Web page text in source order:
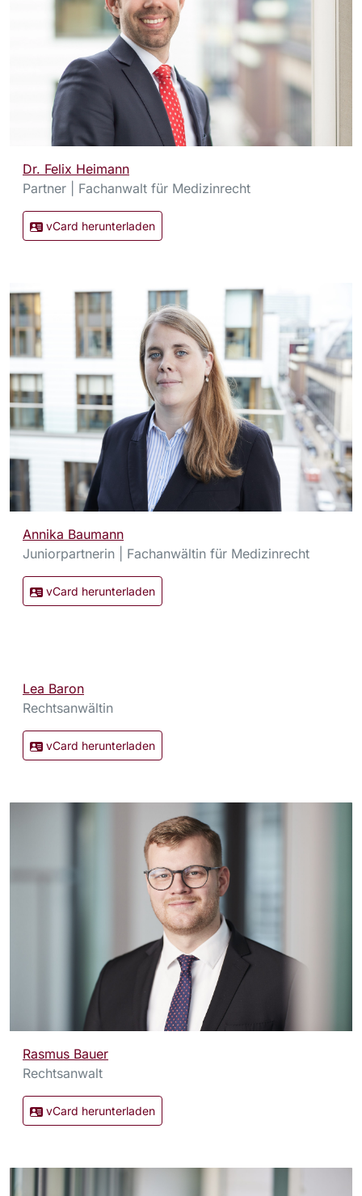
Dr. Felix Heimann
Partner | Fachanwalt für Medizinrecht
vCard herunterladen
Annika Baumann
Juniorpartnerin | Fachanwältin für Medizinrecht
vCard herunterladen
Lea Baron
Rechtsanwältin
vCard herunterladen
Rasmus Bauer
Rechtsanwalt
vCard herunterladen